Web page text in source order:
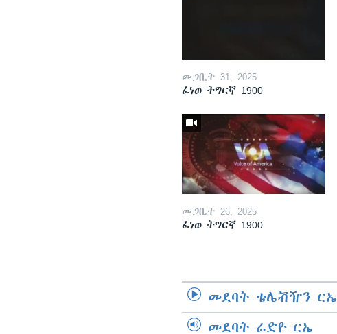
መጋቢት 31, 2025
ፈነወ ትግርኛ 1900
መጋቢት 26, 2025
ፈነወ ትግርኛ 1900
መደባት ቴሌቭዥን ርኤ
መደባት ሬድዮ ርኤ